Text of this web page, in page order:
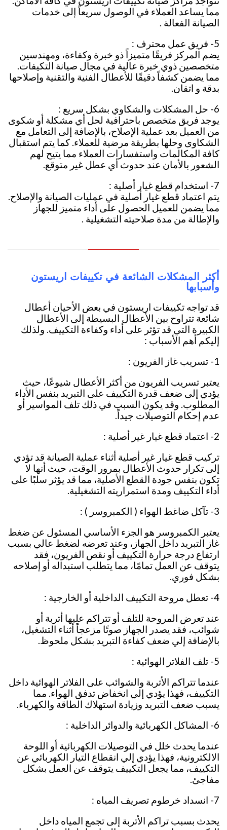
مما يساعد العملاء في الوصول سريعاً إلى خدمات
الصيانة الفعالة .
5- فريق عمل محترف :
يضم المركز فريقًا متميزاً ذو خبرة وكفاءة، ومهندسين
متخصصين ذوي خبرة عالية في مجال صيانة التكيفات.
مما يضمن كشفاً دقيقًا للأعطال الفنية والتقنية وإصلاحها
بدقة و اتقان.
6- حل المشكلات والشكاوي بشكل سريع :
يوجد فريق متخصص باحترافية لحل أي مشكلة أو شكوى
من العميل بعد عملية الإصلاح، بالإضافة إلى التعامل مع
الشكاوى وحلها بطريقة مرضية للعملاء. كما يتم استقبال
كافة المكالمات واستفسارات العملاء مما يتيح لهم
الشعور بالأمان عند حدوث أي عطل غير متوقع.
7- استخدام قطع غيار أصلية :
يتم اعتماد قطع غيار أصلية في عمليات الصيانة والإصلاح.
مما يضمن للعميل الحصول على أداء متميز للجهاز
والإطالة من مدة صلاحيته التشغيلية .
أكثر المشكلات الشائعة في تكييفات اريستون
وأسبابها
قد تواجه تكييفات اريستون في بعض الأحيان أعطال
شائعة تتراوح بين الأعطال البسيطة إلى الأعطال
الكبيرة التي قد تؤثر على أداء وكفاءة التكييف. ولذلك
إليكم أهم الأسباب :
1- تسريب غاز الفريون :
يعتبر تسريب الفريون من أكثر الأعطال شيوعًا، حيث
يؤدي إلى ضعف قدرة التكييف على التبريد بنفس الأداء
المطلوب. وقد يكون السبب في ذلك تلف المواسير أو
عدم إحكام التوصيلات جيداً.
2- اعتماد قطع غيار غير أصلية :
تركيب قطع غيار غير أصلية أثناء عملية الصيانة قد تؤدي
إلى تكرار حدوث الأعطال بمرور الوقت، حيث أنها لا
تكون بنفس جودة القطع الأصلية، مما قد يؤثر سلبًا على
أداء التكييف ومدة استمراريته التشغيلية.
3- تآكل ضاغط الهواء ( الكمبروسر ) :
يعتبر الكمبروسر هو الجزء الأساسي المسئول عن ضغط
غاز التبريد داخل الجهاز، وعند تعرضه لضغط عالي بسبب
ارتفاع درجة حرارة التكييف أو نقص الفريون، فقد
يتوقف عن العمل تمامًا، مما يتطلب استبداله أو إصلاحه
بشكل فوري.
4- تعطل مروحة التكييف الداخلية أو الخارجية :
عند تعرض المروحة للتلف أو تتراكم عليها أتربة أو
شوائب، فقد يصدر الجهاز صوتًا مزعجاً أثناء التشغيل،
بالإضافة إلي ضعف كفاءة التبريد بشكل ملحوظ.
5- تلف الفلاتر الهوائية :
عندما تتراكم الأتربة والشوائب على الفلاتر الهوائية داخل
التكييف، فهذا يؤدي إلي انخفاض تدفق الهواء. مما
يسبب ضعف التبريد وزيادة استهلاك الطاقة والكهرباء.
6- المشاكل الكهربائية والدوائر الداخلية :
عندما يحدث خلل في التوصيلات الكهربائية أو اللوحة
الالكترونية، فهذا يؤدي إلي انقطاع التيار الكهربائي عن
التكييف، مما يجعل التكييف يتوقف عن العمل بشكل
مفاجئ.
7- انسداد خرطوم تصريف المياه :
يحدث بسبب تراكم الأتربة إلى تجمع المياه داخل